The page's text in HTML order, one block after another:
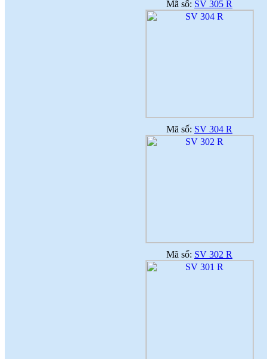
Mã số: SV 305 R
Mã số: SV 304 R
Mã số: SV 302 R